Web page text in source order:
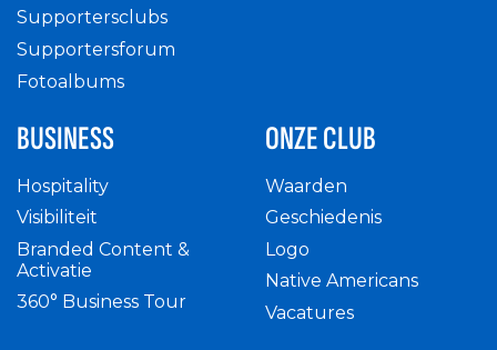
Supportersclubs
Supportersforum
Fotoalbums
BUSINESS
Hospitality
Visibiliteit
Branded Content &
Activatie
360° Business Tour
ONZE CLUB
Waarden
Geschiedenis
Logo
Native Americans
Vacatures